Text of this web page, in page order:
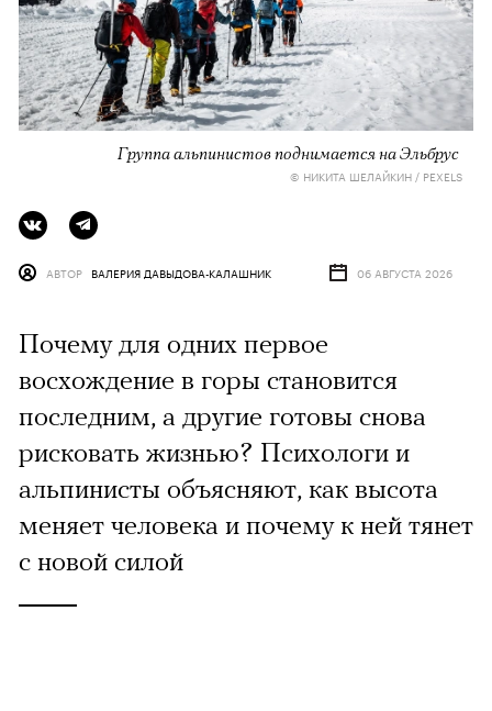
Группа альпинистов поднимается на Эльбрус
© НИКИТА ШЕЛАЙКИН / PEXELS
АВТОР ВАЛЕРИЯ ДАВЫДОВА-КАЛАШНИК 06 АВГУСТА 2026
Почему для одних первое
восхождение в горы становится
последним, а другие готовы снова
рисковать жизнью? Психологи и
альпинисты объясняют, как высота
меняет человека и почему к ней тянет
с новой силой